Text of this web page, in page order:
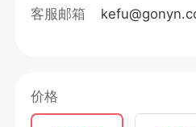
客服邮箱
价格